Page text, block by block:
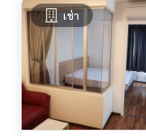
เช่า